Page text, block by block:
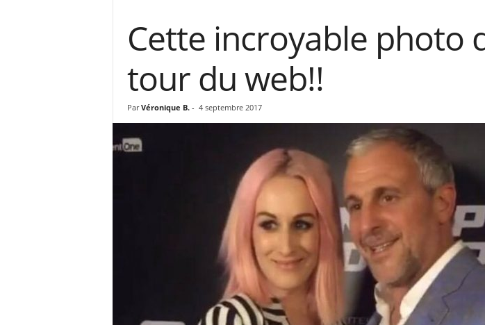
Cette incroyable photo
tour du web!!
Par Véronique B. - 4 septembre 2017